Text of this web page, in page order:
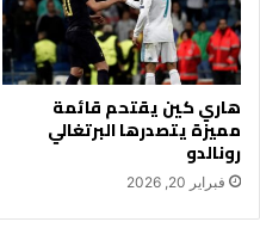
هاري كين يقتحم قائمة
مميزة يتصدرها البرتغالي
رونالدو
فبراير 20, 2026